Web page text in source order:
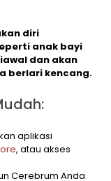
diri
anak bayi
dan akan
berlari kencang.
aplikasi
, atau akses
Cerebrum Anda